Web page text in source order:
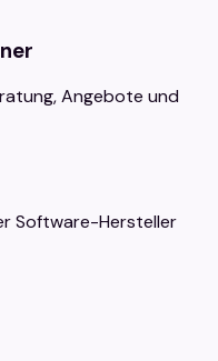
Angebote und
Software-Hersteller